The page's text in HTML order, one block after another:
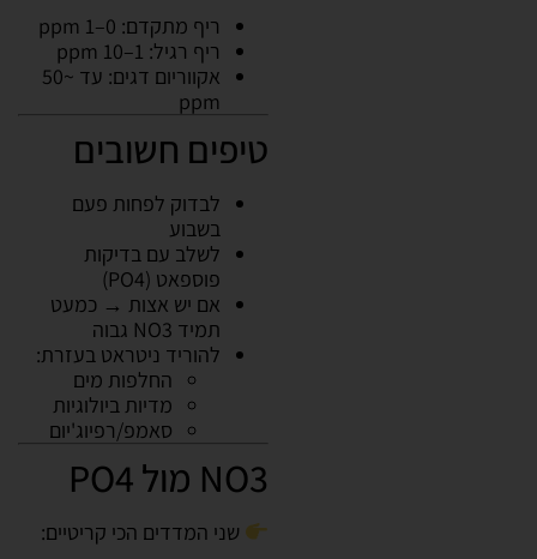
ריף מתקדם: 0–1 ppm
ריף רגיל: 1–10 ppm
אקווריום דגים: עד ~50
ppm
טיפים חשובים
לבדוק לפחות פעם
בשבוע
לשלב עם בדיקות
פוספאט (PO4)
אם יש אצות → כמעט
תמיד NO3 גבוה
להוריד ניטראט בעזרת:
החלפות מים
מדיות ביולוגיות
סאמפ/רפיוג'יום
NO3 מול PO4
שני המדדים הכי קריטיים: